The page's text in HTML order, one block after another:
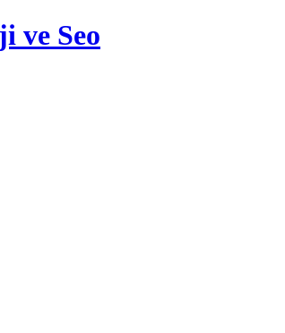
ve Seo